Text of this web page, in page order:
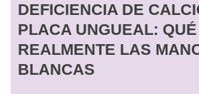
DEFICIENCIA DE
PLACA UNGUEAL:
REALMENTE LAS
BLANCAS